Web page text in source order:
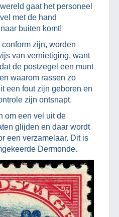
gaat het personeel
met de hand
buiten komt!
zijn, worden
van vernietiging, want
de postzegel een munt
waarom rassen zo
een fout zijn geboren en
zijn ontsnapt.
om een vel uit de
glijden en daar wordt
een verzamelaar. Dit is
Dermonde.